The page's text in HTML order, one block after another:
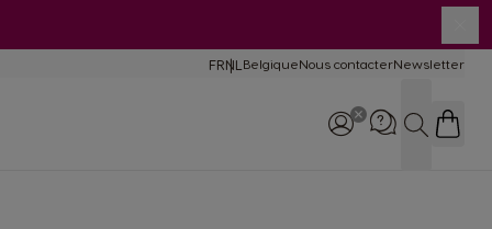
Language
FRNL BelgiqueNous contacterNewsletter